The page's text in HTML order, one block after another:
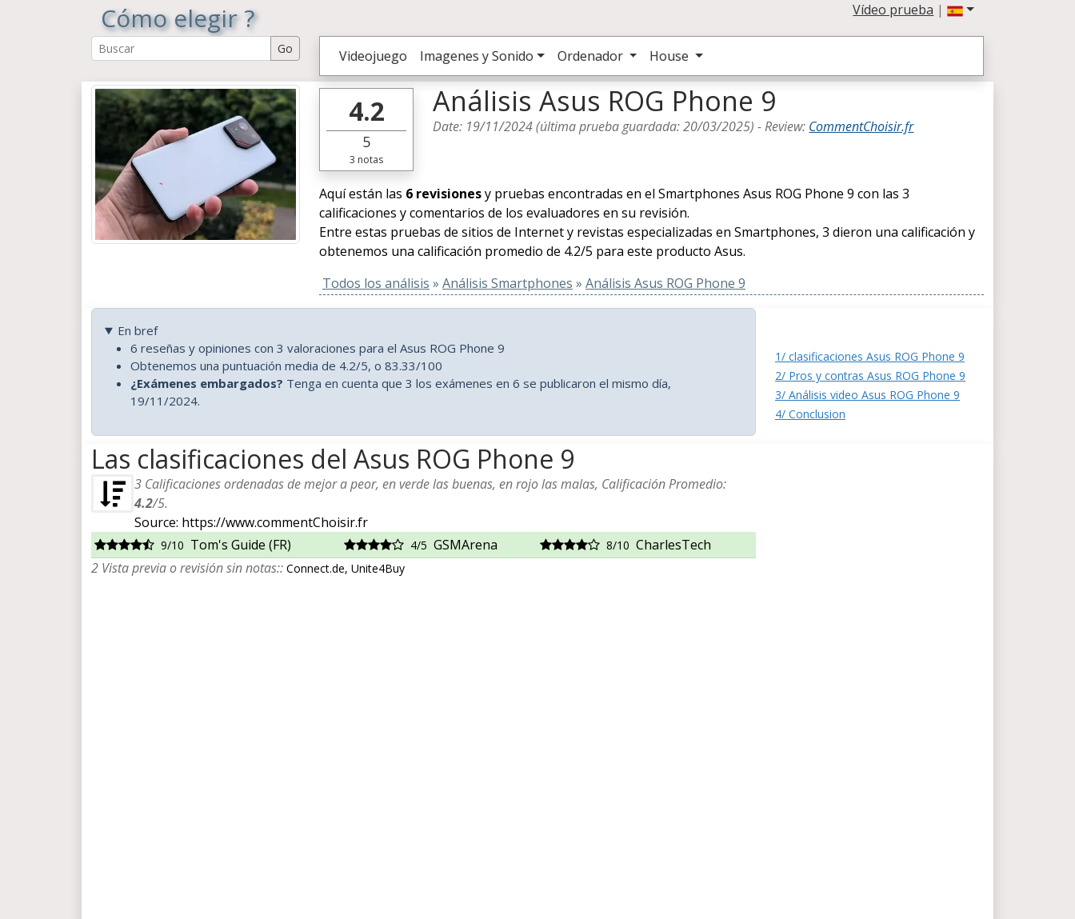
Cómo elegir ? Vídeo prueba |
Videojuego Imagenes y Sonido Ordenador House
4.2
5
3 notas
Análisis Asus ROG Phone 9
Date: 19/11/2024(última prueba guardada:20/03/2025) -Review: CommentChoisir.fr
Aquí están las 6 revisionesy pruebas encontradas en el Smartphones Asus ROG Phone 9 con las 3
calificaciones y comentarios de los evaluadores en su revisión.
Entre estas pruebas de sitios de Internet y revistas especializadas en Smartphones, 3 dieron una calificación y
obtenemos una calificación promedio de 4.2/5 para este producto Asus.
Todos los análisis » Análisis Smartphones » Análisis Asus ROG Phone 9
En bref
6 reseñas y opiniones con 3 valoraciones para el Asus ROG Phone 9
Obtenemos una puntuación media de 4.2/5, o 83.33/100
¿Exámenes embargados? Tenga en cuenta que 3 los exámenes en 6 se publicaron el mismo día,
19/11/2024.
1/ clasificaciones Asus ROG Phone 9
2/ Pros y contras Asus ROG Phone 9
3/ Análisis video Asus ROG Phone 9
4/ Conclusion
Las clasificaciones del Asus ROG Phone 9
3 Calificaciones ordenadas de mejor a peor, en verde las buenas, en rojo las malas, Calificación Promedio:
4.2/5.
Source: https://www.commentChoisir.fr
9/10 Tom's Guide (FR) 4/5 GSMArena 8/10 CharlesTech
2 Vista previa o revisión sin notas:: Connect.de, Unite4Buy